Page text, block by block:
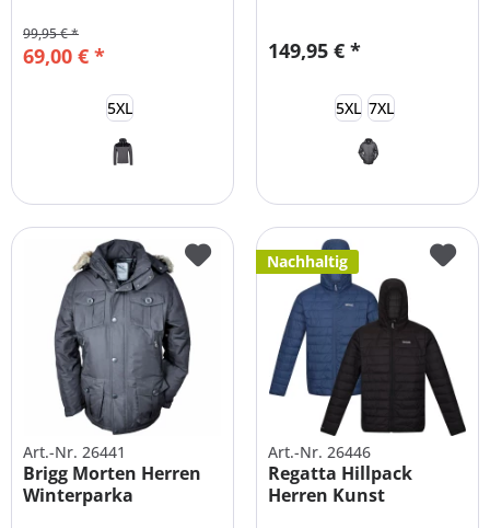
69,00 € *
99,95 € *
5XL
149,95 € *
5XL 7XL
Art.-Nr. 26441
Brigg Morten Herren
Winterparka
Nachhaltig
Art.-Nr. 26446
Regatta Hillpack
Herren Kunst